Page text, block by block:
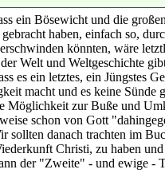
ein Bösewicht und die
haben, einfach so,
könnten, wäre
Welt und Weltgeschichte
es ein letztes, ein Jüngstes
macht und es keine Sünde
Möglichkeit zur Buße und
schon von Gott
danach trachten im
Christi, zu haben
der "Zweite" - und ewige -